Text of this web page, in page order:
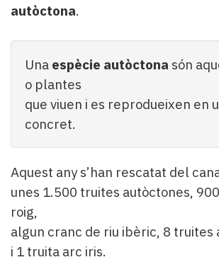
autòctona.
Una espècie autòctona són
o plantes
que viuen i es reprodueixen en
concret.
Aquest any s’han rescatat del
unes 1.500 truites autòctones,
roig,
algun cranc de riu ibèric, 8 truites
i 1 truita arc iris.